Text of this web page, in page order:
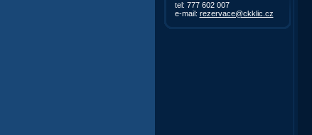
tel: 777 602 007
e-mail: rezervace@ckklic.cz